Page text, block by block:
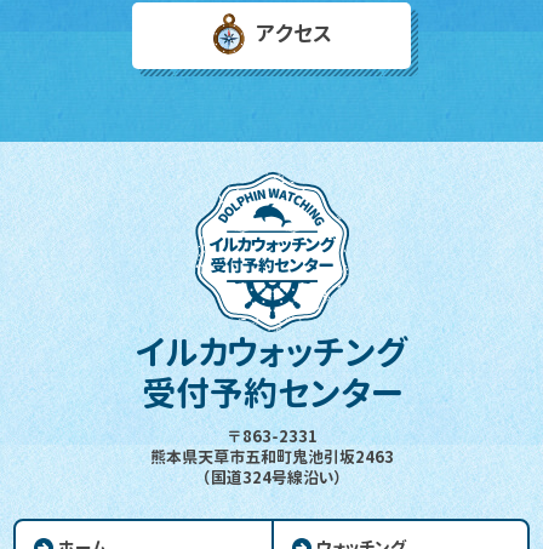
アクセス
イルカウォッチング
受付予約センター
〒863-2331
熊本県天草市五和町鬼池引坂2463
（国道324号線沿い）